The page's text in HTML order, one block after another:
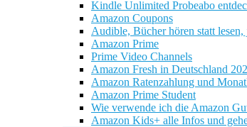
Kindle Unlimited Probeabo
Amazon Coupons
Audible, Bücher hören statt lesen,
Amazon Prime
Prime Video Channels
Amazon Fresh in Deutschland
Amazon Ratenzahlung und
Amazon Prime Student
Wie verwende ich die Amazon
Amazon Kids+ alle Infos und